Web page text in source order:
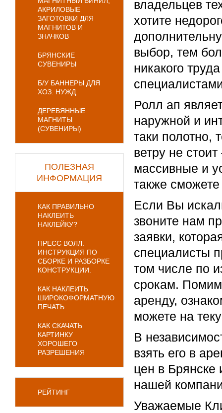
АКРИЛОВЫЕ
ЗАГОТОВКИ ДЛЯ
МАГНИТОВ И
ЗНАЧКОВ
БРЯНСКИЕ
СУВЕНИРЫ
Б/У БАННЕРЫ ДЛЯ
ХОЗ. НУЖД
ДЕРЕВЯННЫЕ
МАГНИТЫ
(СУВЕНИРЫ)
ПОЛЕЗНАЯ
ИНФОРМАЦИЯ
КАК ПРАВИЛЬНО
НАКЛЕИТЬ
НАКЛЕЙКУ?
ПРЕСС ВОЛЛ.
ИНСТРУКЦИЯ ПО
СБОРКЕ И РАЗБОРКЕ
КОНСТРУКЦИИ.
КАК НАКЛЕИТЬ
ШИРОКОФОРМАТНУЮ
ПЕЧАТЬ
КАК СКАЧАТЬ
КАРТИНКУ
ХОРОШЕГО
РАЗРЕШЕНИЯ
РЕЙТИНГ
владельцев
хотите
выбор, тем
никакого
Ролл ап
наружной и
таки полотно,
ветру не
массивные и
также
Если Вы
звоните нам
заявки,
специалисты
том числе по
срокам.
аренду,
можете на
В
взять его в
цен в Брянске
нашей
Уважаемые